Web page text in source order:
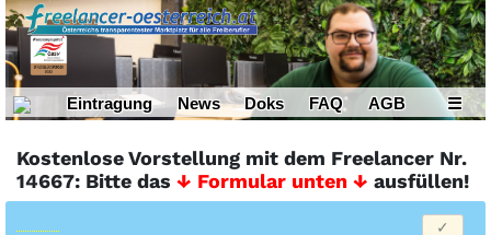
Eintragung News Doks FAQ AGB ☰
Kostenlose Vorstellung mit dem Freelancer Nr.
14667: Bitte das ↓ Formular unten ↓ ausfüllen!